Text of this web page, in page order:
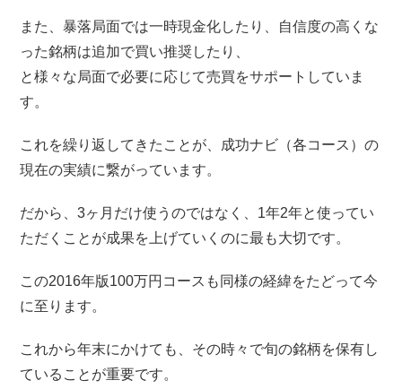
また、暴落局面では一時現金化したり、自信度の高くな
った銘柄は追加で買い推奨したり、
と様々な局面で必要に応じて売買をサポートしていま
す。
これを繰り返してきたことが、成功ナビ（各コース）の
現在の実績に繋がっています。
だから、3ヶ月だけ使うのではなく、1年2年と使ってい
ただくことが成果を上げていくのに最も大切です。
この2016年版100万円コースも同様の経緯をたどって今
に至ります。
これから年末にかけても、その時々で旬の銘柄を保有し
ていることが重要です。